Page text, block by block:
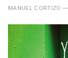
MANUEL CORTIZO —